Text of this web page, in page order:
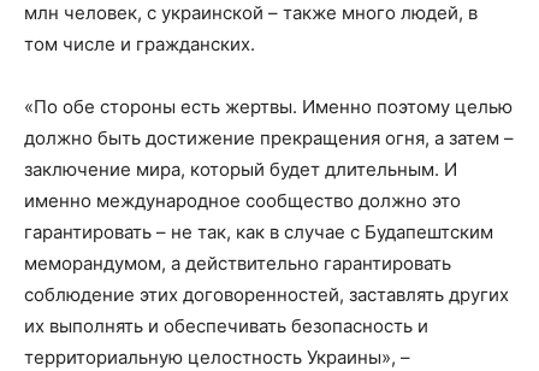
млн человек, с украинской – также много людей, в
том числе и гражданских.
«По обе стороны есть жертвы. Именно поэтому целью
должно быть достижение прекращения огня, а затем –
заключение мира, который будет длительным. И
именно международное сообщество должно это
гарантировать – не так, как в случае с Будапештским
меморандумом, а действительно гарантировать
соблюдение этих договоренностей, заставлять других
их выполнять и обеспечивать безопасность и
территориальную целостность Украины», –